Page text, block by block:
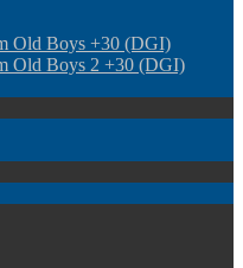
Old Boys +30 (DGI)
Old Boys 2 +30 (DGI)